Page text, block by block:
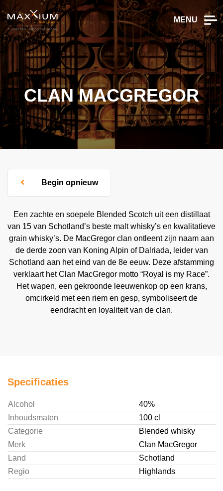
MENU
CLAN MACGREGOR
Begin opnieuw
Een zachte en soepele Blended Scotch uit een distillaat
van 15 van Schotland’s beste malt whisky’s en kwalitatieve
grain whisky’s. De MacGregor clan ontleent zijn naam aan
de derde zoon van Koning Alpin of Dalriada, leider van
Schotland aan het eind van de 8e eeuw. Deze afstamming
verklaart het Clan MacGregor motto “Royal is my Race”.
Het wapen, een gekroonde leeuwenkop op een krans,
omcirkeld met een riem en gesp, symboliseert de
eendracht en loyaliteit van de clan.
Specificaties
Alcohol
40%
Inhoudsmaten
100 cl
Categorie
Blended whisky
Merk
Clan MacGregor
Land
Schotland
Regio
Highlands